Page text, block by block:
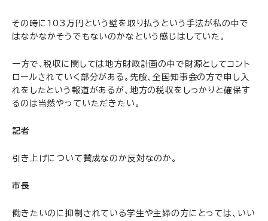
その時に103万円という壁を取り払うという手法が私の中で
はなかなかそうでもないのかなという感じはしていた。
一方で、税収に関しては地方財政計画の中で財源としてコント
ロールされていく部分がある。先般、全国知事会の方で申し入
れをしたという報道があるが、地方の税収をしっかりと確保す
るのは当然やっていただきたい。
記者
引き上げについて賛成なのか反対なのか。
市長
働きたいのに抑制されている学生や主婦の方にとっては、いい